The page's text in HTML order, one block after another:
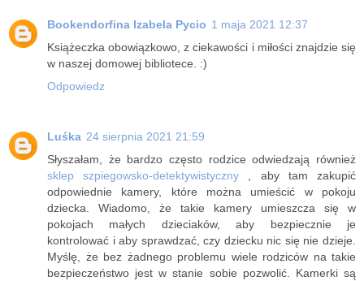
Bookendorfina Izabela Pycio 1 maja 2021 12:37
Książeczka obowiązkowo, z ciekawości i miłości znajdzie się
w naszej domowej bibliotece. :)
Odpowiedz
Luśka 24 sierpnia 2021 21:59
Słyszałam, że bardzo często rodzice odwiedzają również
sklep szpiegowsko-detektywistyczny , aby tam zakupić
odpowiednie kamery, które można umieścić w pokoju
dziecka. Wiadomo, że takie kamery umieszcza się w
pokojach małych dzieciaków, aby bezpiecznie je
kontrolować i aby sprawdzać, czy dziecku nic się nie dzieje.
Myślę, że bez żadnego problemu wiele rodziców na takie
bezpieczeństwo jest w stanie sobie pozwolić. Kamerki są